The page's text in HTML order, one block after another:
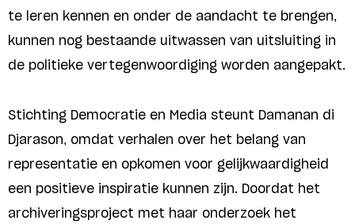
te leren kennen en onder de aandacht te brengen,
kunnen nog bestaande uitwassen van uitsluiting in
de politieke vertegenwoordiging worden aangepakt.
Stichting Democratie en Media steunt Damanan di
Djarason, omdat verhalen over het belang van
representatie en opkomen voor gelijkwaardigheid
een positieve inspiratie kunnen zijn. Doordat het
archiveringsproject met haar onderzoek het